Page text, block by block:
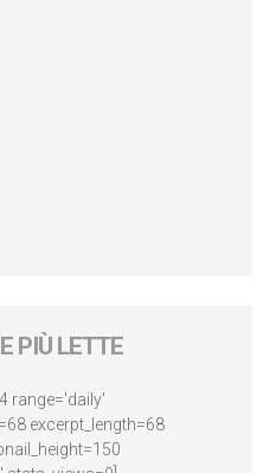
PIÙ LETTE
range='daily'
excerpt_length=68